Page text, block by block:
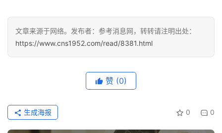
类
专
题
快
讯
文章来源于网络。发布者：参考消息网，转转请注明出处：
https://www.cns1952.com/read/8381.html
赞 (0)
0 0
生成海报